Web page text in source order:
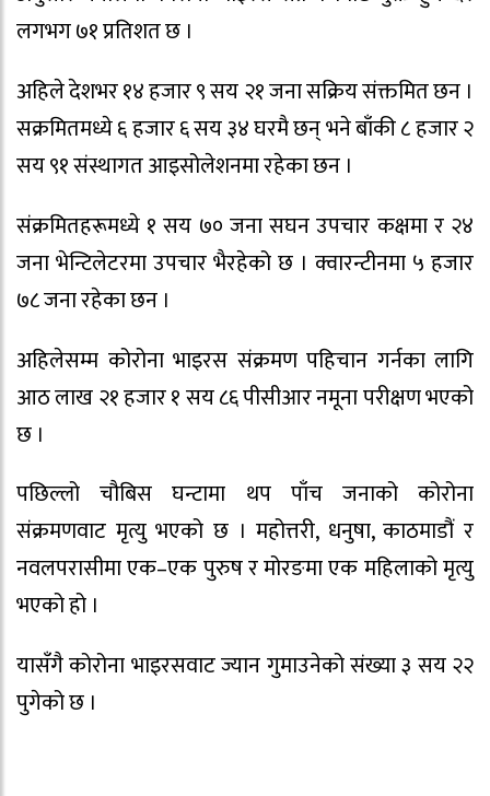
लगभग ७१ प्रतिशत छ ।
अहिले देशभर १४ हजार ९ सय २१ जना सक्रिय संक्तमित छन ।
सक्रमितमध्ये ६ हजार ६ सय ३४ घरमै छन् भने बाँकी ८ हजार २
सय ९१ संस्थागत आइसोलेशनमा रहेका छन ।
संक्रमितहरूमध्ये १ सय ७० जना सघन उपचार कक्षमा र २४
जना भेन्टिलेटरमा उपचार भैरहेको छ । क्वारन्टीनमा ५ हजार
७८ जना रहेका छन ।
अहिलेसम्म कोरोना भाइरस संक्रमण पहिचान गर्नका लागि
आठ लाख २१ हजार १ सय ८६ पीसीआर नमूना परीक्षण भएको
छ ।
पछिल्लो चौबिस घन्टामा थप पाँच जनाको कोरोना
संक्रमणवाट मृत्यु भएको छ । महोत्तरी, धनुषा, काठमाडौं र
नवलपरासीमा एक–एक पुरुष र मोरङमा एक महिलाको मृत्यु
भएको हो ।
यासँगै कोरोना भाइरसवाट ज्यान गुमाउनेको संख्या ३ सय २२
पुगेको छ ।